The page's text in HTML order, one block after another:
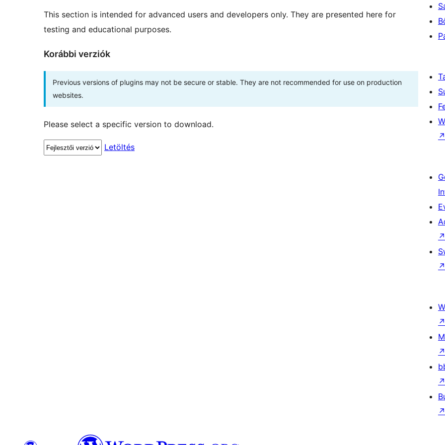
This section is intended for advanced users and developers only. They are presented here for
testing and educational purposes.
Korábbi verziók
Previous versions of plugins may not be secure or stable. They are not recommended for use on production
websites.
Please select a specific version to download.
Letöltés
↗
↗
↗
↗
↗
↗
↗